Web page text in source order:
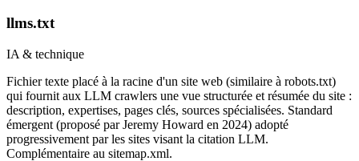
llms.txt
IA & technique
Fichier texte placé à la racine d'un site web (similaire à robots.txt)
qui fournit aux LLM crawlers une vue structurée et résumée du site :
description, expertises, pages clés, sources spécialisées. Standard
émergent (proposé par Jeremy Howard en 2024) adopté
progressivement par les sites visant la citation LLM.
Complémentaire au sitemap.xml.